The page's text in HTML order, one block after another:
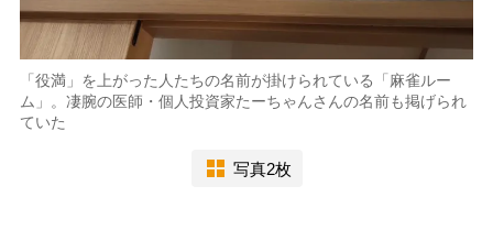
「役満」を上がった人たちの名前が掛けられている「麻雀ルー
ム」。凄腕の医師・個人投資家たーちゃんさんの名前も掲げられ
ていた
写真2枚